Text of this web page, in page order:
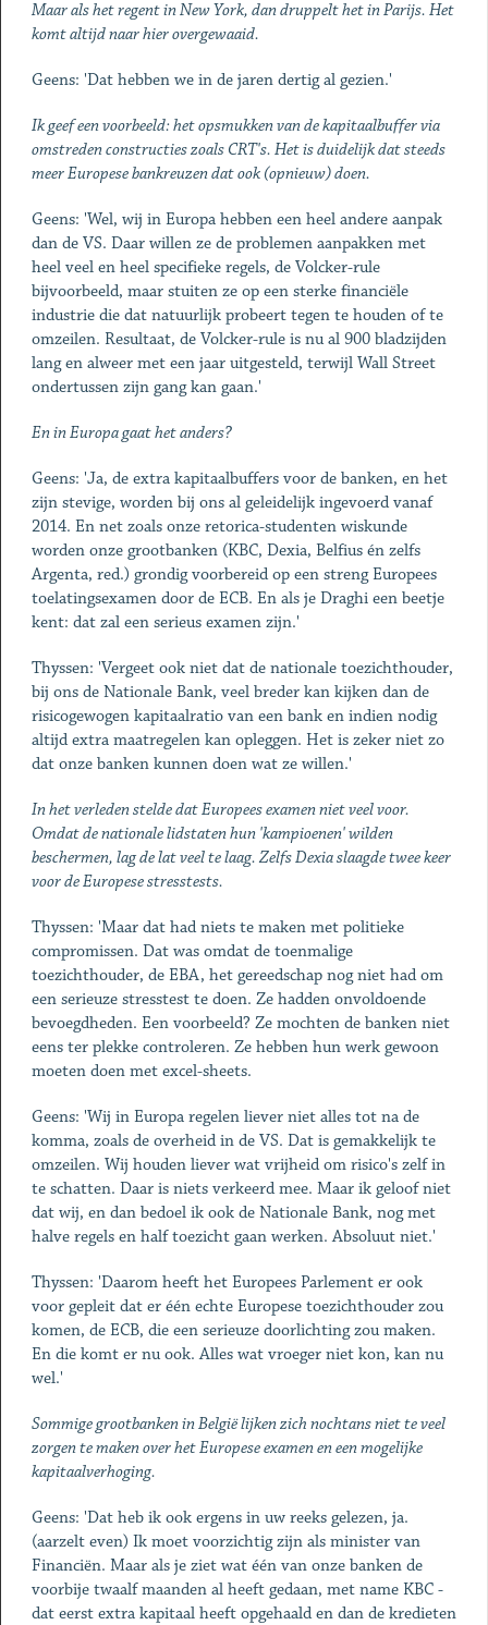
Maar als het regent in New York, dan druppelt het in Parijs. Het
komt altijd naar hier overgewaaid.
Geens: 'Dat hebben we in de jaren dertig al gezien.'
Ik geef een voorbeeld: het opsmukken van de kapitaalbuffer via
omstreden constructies zoals CRT's. Het is duidelijk dat steeds
meer Europese bankreuzen dat ook (opnieuw) doen.
Geens: 'Wel, wij in Europa hebben een heel andere aanpak
dan de VS. Daar willen ze de problemen aanpakken met
heel veel en heel specifieke regels, de Volcker-rule
bijvoorbeeld, maar stuiten ze op een sterke financiële
industrie die dat natuurlijk probeert tegen te houden of te
omzeilen. Resultaat, de Volcker-rule is nu al 900 bladzijden
lang en alweer met een jaar uitgesteld, terwijl Wall Street
ondertussen zijn gang kan gaan.'
En in Europa gaat het anders?
Geens: 'Ja, de extra kapitaalbuffers voor de banken, en het
zijn stevige, worden bij ons al geleidelijk ingevoerd vanaf
2014. En net zoals onze retorica-studenten wiskunde
worden onze grootbanken (KBC, Dexia, Belfius én zelfs
Argenta, red.) grondig voorbereid op een streng Europees
toelatingsexamen door de ECB. En als je Draghi een beetje
kent: dat zal een serieus examen zijn.'
Thyssen: 'Vergeet ook niet dat de nationale toezichthouder,
bij ons de Nationale Bank, veel breder kan kijken dan de
risicogewogen kapitaalratio van een bank en indien nodig
altijd extra maatregelen kan opleggen. Het is zeker niet zo
dat onze banken kunnen doen wat ze willen.'
In het verleden stelde dat Europees examen niet veel voor.
Omdat de nationale lidstaten hun 'kampioenen' wilden
beschermen, lag de lat veel te laag. Zelfs Dexia slaagde twee keer
voor de Europese stresstests.
Thyssen: 'Maar dat had niets te maken met politieke
compromissen. Dat was omdat de toenmalige
toezichthouder, de EBA, het gereedschap nog niet had om
een serieuze stresstest te doen. Ze hadden onvoldoende
bevoegdheden. Een voorbeeld? Ze mochten de banken niet
eens ter plekke controleren. Ze hebben hun werk gewoon
moeten doen met excel-sheets.
Geens: 'Wij in Europa regelen liever niet alles tot na de
komma, zoals de overheid in de VS. Dat is gemakkelijk te
omzeilen. Wij houden liever wat vrijheid om risico's zelf in
te schatten. Daar is niets verkeerd mee. Maar ik geloof niet
dat wij, en dan bedoel ik ook de Nationale Bank, nog met
halve regels en half toezicht gaan werken. Absoluut niet.'
Thyssen: 'Daarom heeft het Europees Parlement er ook
voor gepleit dat er één echte Europese toezichthouder zou
komen, de ECB, die een serieuze doorlichting zou maken.
En die komt er nu ook. Alles wat vroeger niet kon, kan nu
wel.'
Sommige grootbanken in België lijken zich nochtans niet te veel
zorgen te maken over het Europese examen en een mogelijke
kapitaalverhoging.
Geens: 'Dat heb ik ook ergens in uw reeks gelezen, ja.
(aarzelt even) Ik moet voorzichtig zijn als minister van
Financiën. Maar als je ziet wat één van onze banken de
voorbije twaalf maanden al heeft gedaan, met name KBC -
dat eerst extra kapitaal heeft opgehaald en dan de kredieten